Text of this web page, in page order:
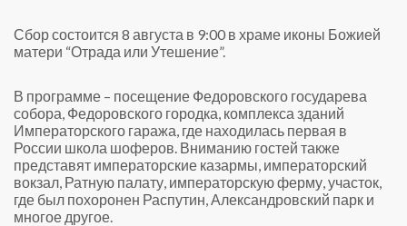
Сбор состоится 8 августа в 9:00 в храме иконы Божией
матери “Отрада или Утешение”.
В программе – посещение Федоровского государева
собора, Федоровского городка, комплекса зданий
Императорского гаража, где находилась первая в
России школа шоферов. Вниманию гостей также
представят императорские казармы, императорский
вокзал, Ратную палату, императорскую ферму, участок,
где был похоронен Распутин, Александровский парк и
многое другое.